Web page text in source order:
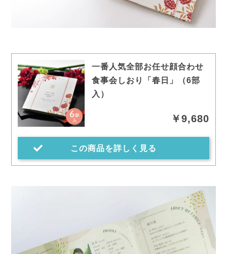
一番人気全部お任せ顔合わせ
食事会しおり「春日」（6部
入）
￥9,680
この商品を詳しく見る